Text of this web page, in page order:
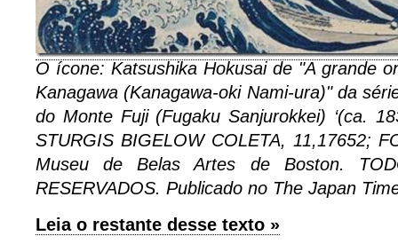
O ícone: Katsushika Hokusai de "A grande
Kanagawa (Kanagawa-oki Nami-ura)" da
do Monte Fuji (Fugaku Sanjurokkei) ‘(ca.
STURGIS BIGELOW COLETA, 11,17652;
Museu de Belas Artes de Boston.
RESERVADOS. Publicado no The Japan
Leia o restante desse texto »